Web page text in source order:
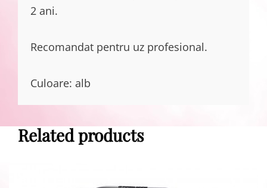
2 ani.
Recomandat pentru uz profesional.
Culoare: alb
Related products